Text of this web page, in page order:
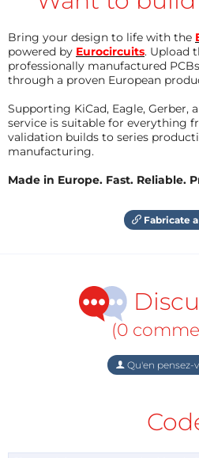
Bring your design to life with the
powered by Eurocircuits. Upload
professionally manufactured
through a proven European
Supporting KiCad, Eagle, Gerber,
service is suitable for everything
validation builds to series
manufacturing.
Made in Europe. Fast. Reliable.
Fabricate
(0
Qu'en pensez-